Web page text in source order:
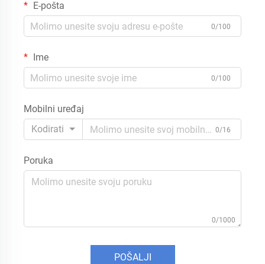
E-pošta
0/100
Ime
0/100
Mobilni uređaj
Kodirati
0/16
Poruka
0/1000
POŠALJI